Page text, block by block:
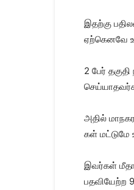
இதற்கு
ஏற்​கெனவே
2 பேர்
அதில்
கள் மட்​டுமே
இவர்​கள்
பதவி​யேற்ற